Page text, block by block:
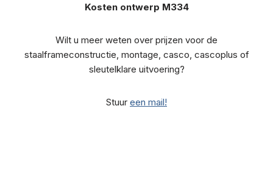
Kosten ontwerp M334
Wilt u meer weten over prijzen voor de
staalframeconstructie, montage, casco, cascoplus of
sleutelklare uitvoering?
Stuur een mail!